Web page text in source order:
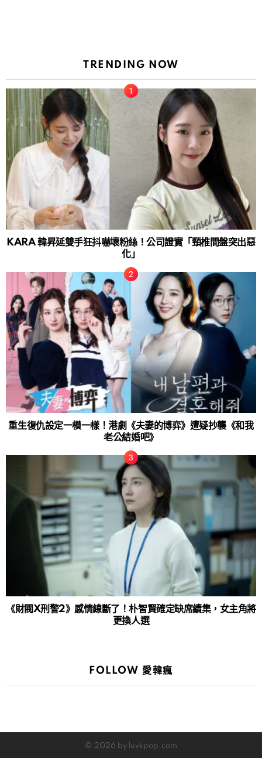
TRENDING NOW
KARA 韓昇延雙手狂抖嚇壞粉絲！公司證實「頸椎間盤突出惡
化」
重生復仇設定一模一樣！港劇《夫妻的博弈》遭疑抄襲《和我
老公結婚吧》
《財閥X刑警2》感情線斷了！朴智賢確定缺席續集，女主角將
更換人選
FOLLOW 愛韓瘋
© 2026 by luvkpop.com